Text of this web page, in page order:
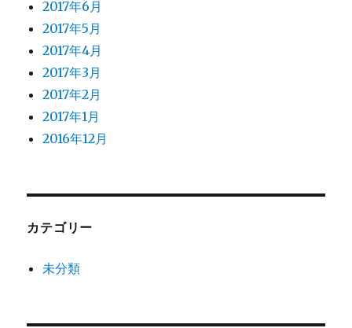
2017年6月
2017年5月
2017年4月
2017年3月
2017年2月
2017年1月
2016年12月
カテゴリー
未分類